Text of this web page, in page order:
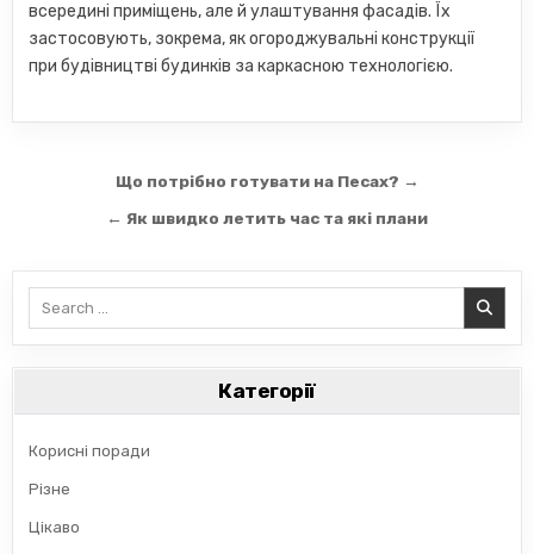
всередині приміщень, але й улаштування фасадів. Їх
застосовують, зокрема, як огороджувальні конструкції
при будівництві будинків за каркасною технологією.
Навігація
записів
Що потрібно готувати на Песах? →
← Як швидко летить час та які плани
Категорії
Корисні поради
Різне
Цікаво